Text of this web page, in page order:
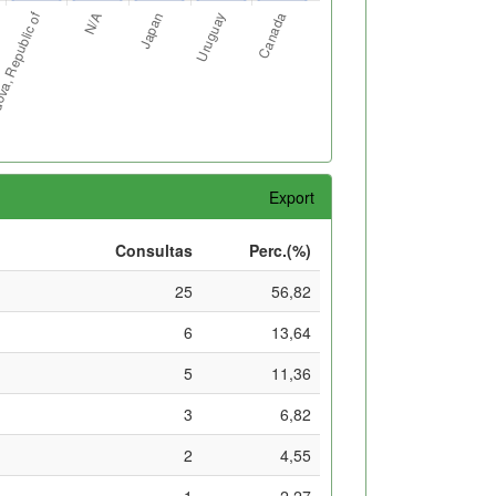
Export
Consultas
Perc.(%)
25
56,82
6
13,64
5
11,36
3
6,82
2
4,55